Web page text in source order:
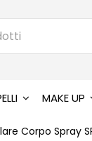
MAKE UP
Corpo Spray